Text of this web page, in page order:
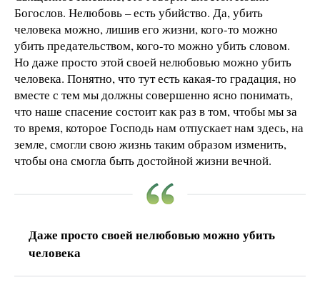
Богослов. Нелюбовь – есть убийство. Да, убить
человека можно, лишив его жизни, кого-то можно
убить предательством, кого-то можно убить словом.
Но даже просто этой своей нелюбовью можно убить
человека. Понятно, что тут есть какая-то градация, но
вместе с тем мы должны совершенно ясно понимать,
что наше спасение состоит как раз в том, чтобы мы за
то время, которое Господь нам отпускает нам здесь, на
земле, смогли свою жизнь таким образом изменить,
чтобы она смогла быть достойной жизни вечной.
Даже просто своей нелюбовью можно убить
человека